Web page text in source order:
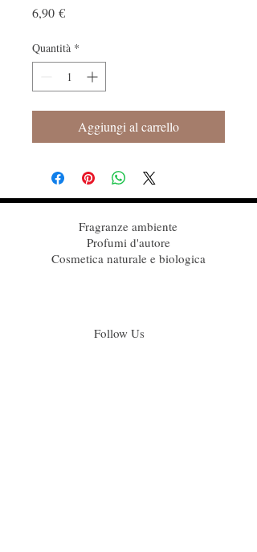
6,90 €Prezzo
Quantità *
Aggiungi al carrello
Fragranze ambiente
Profumi d'autore
Cosmetica naturale e biologica
Follow Us